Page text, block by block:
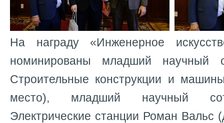
На награду «Инженерное
номинированы младший научный
Строительные конструкции и
место), младший научный
Электрические станции Роман Вальс